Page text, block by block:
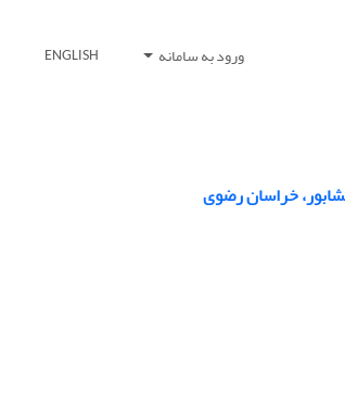
ورود به سامانه ENGLISH
خراسان رضوی